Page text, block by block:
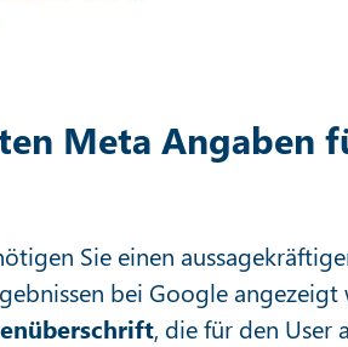
Meta Angaben
Sie einen
bei Google angezeigt
, die für den User